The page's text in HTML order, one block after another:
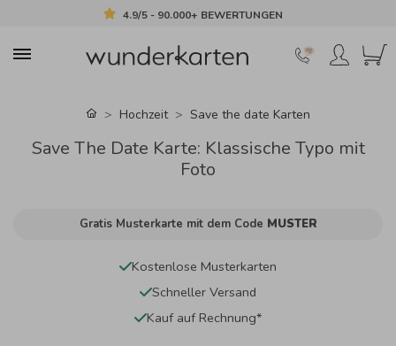
4.9/5 - 90.000+ BEWERTUNGEN
Hochzeit Save the date Karten
Save The Date Karte: Klassische Typo mit
Foto
Gratis Musterkarte mit dem Code MUSTER
Kostenlose Musterkarten
Schneller Versand
Kauf auf Rechnung*